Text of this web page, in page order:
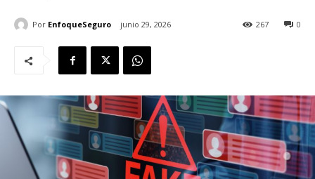
Por EnfoqueSeguro junio 29, 2026 0
267